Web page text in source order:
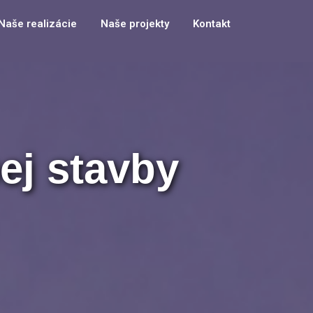
realizácie Naše projekty Kontakt
stavby